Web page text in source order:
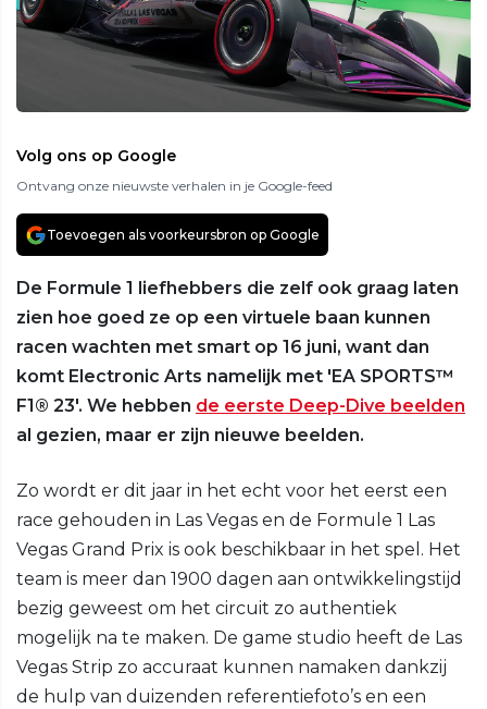
Volg ons op Google
Ontvang onze nieuwste verhalen in je Google-feed
Toevoegen als voorkeursbron op Google
De Formule 1 liefhebbers die zelf ook graag laten
zien hoe goed ze op een virtuele baan kunnen
racen wachten met smart op 16 juni, want dan
komt Electronic Arts namelijk met 'EA SPORTS™
F1® 23'. We hebben de eerste Deep-Dive beelden
al gezien, maar er zijn nieuwe beelden.
Zo wordt er dit jaar in het echt voor het eerst een
race gehouden in Las Vegas en de Formule 1 Las
Vegas Grand Prix is ook beschikbaar in het spel. Het
team is meer dan 1900 dagen aan ontwikkelingstijd
bezig geweest om het circuit zo authentiek
mogelijk na te maken. De game studio heeft de Las
Vegas Strip zo accuraat kunnen namaken dankzij
de hulp van duizenden referentiefoto’s en een